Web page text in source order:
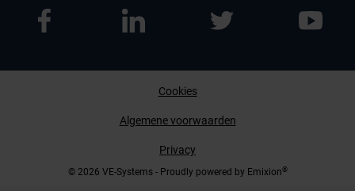
© 2026 VE-Systems - Proudly powered by Emixion®
Cookies
Algemene voorwaarden
Privacy
Afspraak maken
Contact opnemen